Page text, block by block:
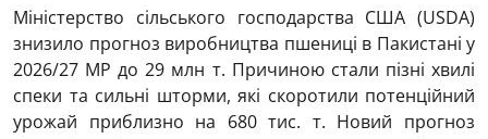
Міністерство сільського господарства США (USDA)
знизило прогноз виробництва пшениці в Пакистані у
2026/27 МР до 29 млн т. Причиною стали пізні хвилі
спеки та сильні шторми, які скоротили потенційний
урожай приблизно на 680 тис. т. Новий прогноз